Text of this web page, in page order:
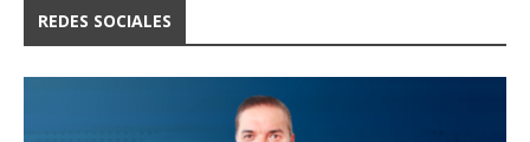
REDES SOCIALES